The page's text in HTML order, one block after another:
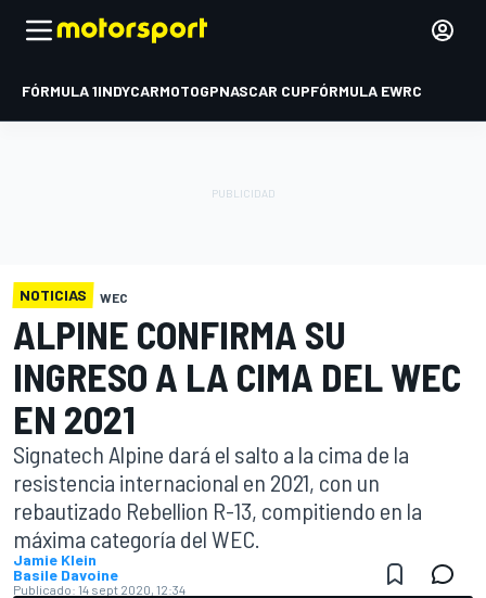
FÓRMULA 1INDYCARMOTOGPNASCAR CUPFÓRMULA EWRC
NOTICIAS WEC
ALPINE CONFIRMA SU
INGRESO A LA CIMA DEL WEC
EN 2021
Signatech Alpine dará el salto a la cima de la
resistencia internacional en 2021, con un
rebautizado Rebellion R-13, compitiendo en la
máxima categoría del WEC.
Jamie Klein
Basile Davoine
Publicado: 14 sept 2020, 12:34